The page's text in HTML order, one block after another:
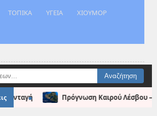
ΤΟΠΙΚΑ ΥΓΕΙΑ ΧΙΟΥΜΟΡ
● Πρόγνωση Καιρού Λέσβου –